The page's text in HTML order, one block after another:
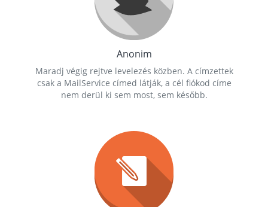
Anonim
Maradj végig rejtve levelezés közben. A címzettek
csak a MailService címed látják, a cél fiókod címe
nem derül ki sem most, sem később.